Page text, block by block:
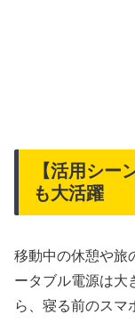
【活用シ
も大活躍
移動中の休憩や旅
ータブル電源は大
ら、寝る前のスマ